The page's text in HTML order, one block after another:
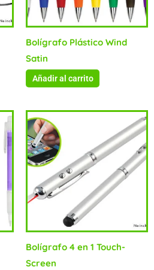
Bolígrafo Plástico Wind
Satin
Añadir al carrito
Bolígrafo 4 en 1 Touch-
Screen